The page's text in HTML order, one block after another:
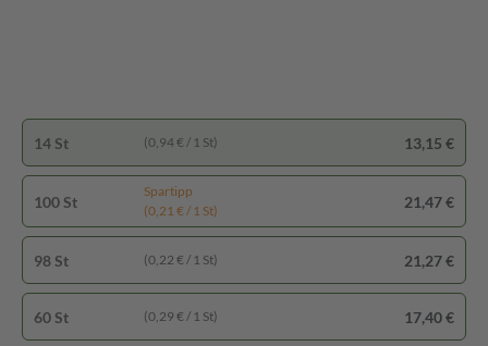
100 St
Spartipp
(0,21 € / 1 St)
21,47 €
98 St (0,22 € / 1 St) 21,27 €
60 St (0,29 € / 1 St) 17,40 €
14 St (0,94 € / 1 St) 13,15 €